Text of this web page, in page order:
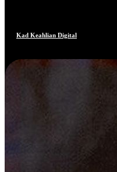
Kad Keahlian Digital